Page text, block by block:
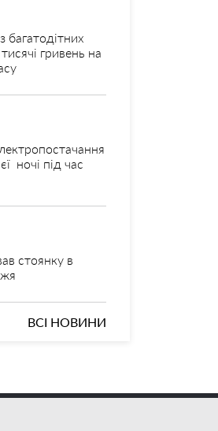
багатодітних
гривень на
ночі під час
стоянку в
ВСІ НОВИНИ